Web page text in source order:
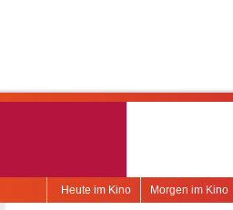
Morgen im Kino
Heute im Kino